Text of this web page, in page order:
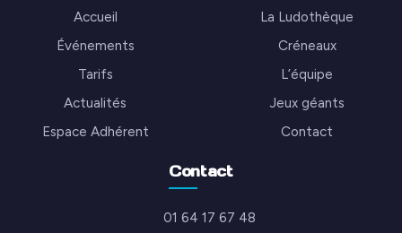
Accueil
La Ludothèque
Événements
Créneaux
Tarifs
L’équipe
Actualités
Jeux géants
Espace Adhérent
Contact
Contact
01 64 17 67 48